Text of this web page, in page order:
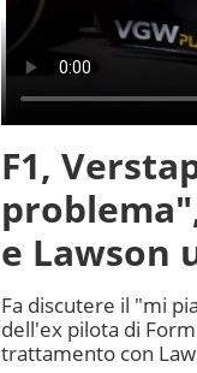
F1,
e Lawson
Fa discutere il "mi
dell'ex pilota di
trattamento con